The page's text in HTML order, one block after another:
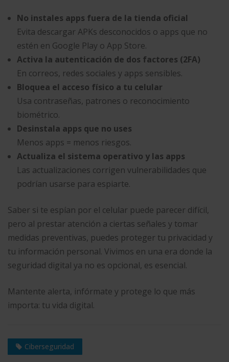
No instales apps fuera de la tienda oficial
Evita descargar APKs desconocidos o apps que no
estén en Google Play o App Store.
Activa la autenticación de dos factores (2FA)
En correos, redes sociales y apps sensibles.
Bloquea el acceso físico a tu celular
Usa contraseñas, patrones o reconocimiento
biométrico.
Desinstala apps que no uses
Menos apps = menos riesgos.
Actualiza el sistema operativo y las apps
Las actualizaciones corrigen vulnerabilidades que
podrían usarse para espiarte.
Saber si te espían por el celular puede parecer difícil,
pero al prestar atención a ciertas señales y tomar
medidas preventivas, puedes proteger tu privacidad y
tu información personal. Vivimos en una era donde la
seguridad digital ya no es opcional, es esencial.
Mantente alerta, infórmate y protege lo que más
importa: tu vida digital.
Ciberseguridad